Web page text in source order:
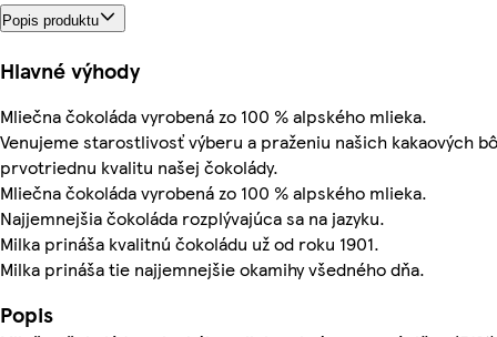
Popis produktu
Hlavné výhody
Mliečna čokoláda vyrobená zo 100 % alpského mlieka.
Venujeme starostlivosť výberu a praženiu našich kakaových
prvotriednu kvalitu našej čokolády.
Mliečna čokoláda vyrobená zo 100 % alpského mlieka.
Najjemnejšia čokoláda rozplývajúca sa na jazyku.
Milka prináša kvalitnú čokoládu už od roku 1901.
Milka prináša tie najjemnejšie okamihy všedného dňa.
Popis